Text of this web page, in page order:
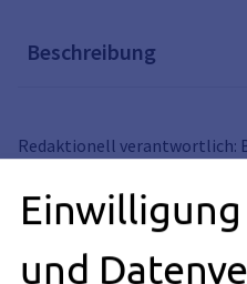
Beschreibung
Redaktionell verantwortlich:
Einwilligung
und